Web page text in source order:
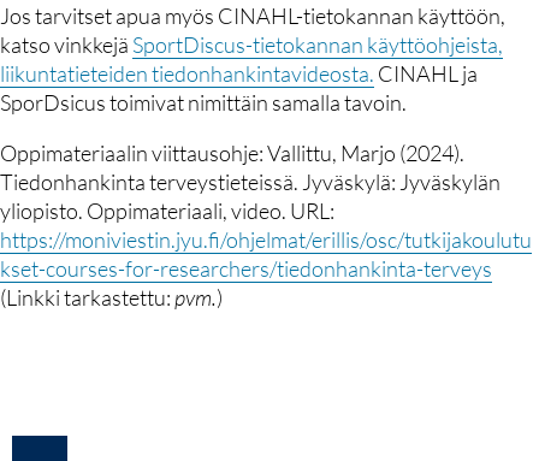
Jos tarvitset apua myös CINAHL-tietokannan käyttöön,
katso vinkkejä SportDiscus-tietokannan käyttöohjeista,
liikuntatieteiden tiedonhankintavideosta. CINAHL ja
SporDsicus toimivat nimittäin samalla tavoin.
Oppimateriaalin viittausohje: Vallittu, Marjo (2024).
Tiedonhankinta terveystieteissä. Jyväskylä: Jyväskylän
yliopisto. Oppimateriaali, video. URL:
https://moniviestin.jyu.fi/ohjelmat/erillis/osc/tutkijakoulutu
kset-courses-for-researchers/tiedonhankinta-terveys
(Linkki tarkastettu: pvm.)